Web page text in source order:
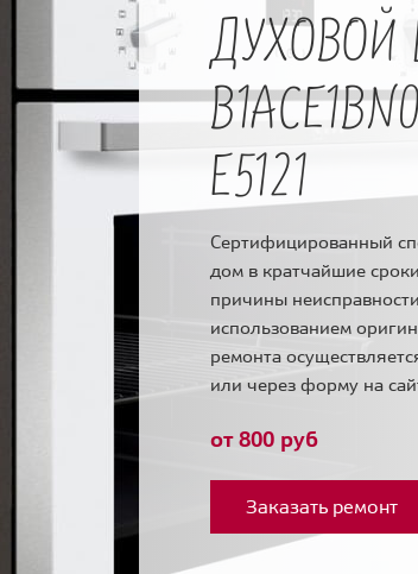
ДУХОВОЙ
E5121
Сертифицированный
дом в кратчайшие
причины
использованием
ремонта
или через форму на
от 800 руб
Заказать ремонт